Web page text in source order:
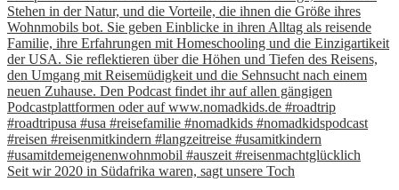
Seit wir 2020 in Südafrika waren, sagt unsere Toch